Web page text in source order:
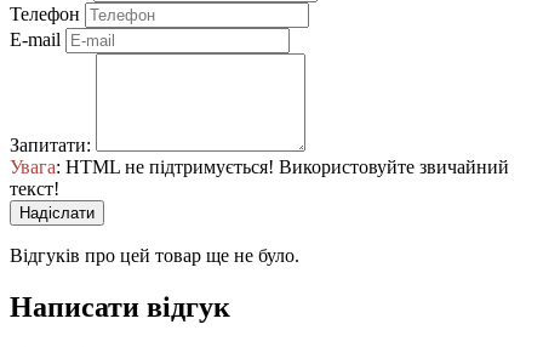
Телефон
E-mail
Запитати:
Увага: HTML не підтримується! Використовуйте звичайний
текст!
Надіслати
Відгуків про цей товар ще не було.
Написати відгук